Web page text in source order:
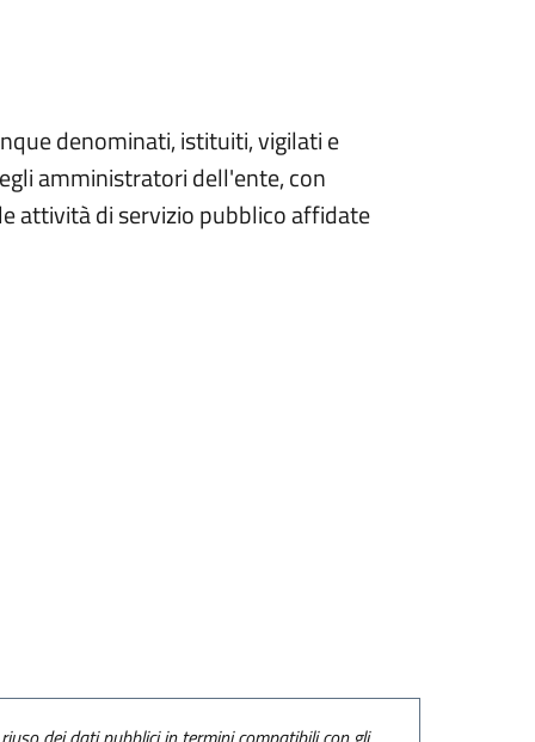
denominati, istituiti, vigilati e
amministratori dell'ente, con
attività di servizio pubblico affidate